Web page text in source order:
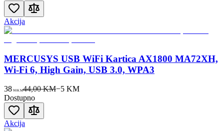
Akcija
MERCUSYS USB WiFi Kartica AX1800 MA72XH,
Wi-Fi 6, High Gain, USB 3.0, WPA3
38 90KM44,00 KM−5KM
Dostupno
Akcija